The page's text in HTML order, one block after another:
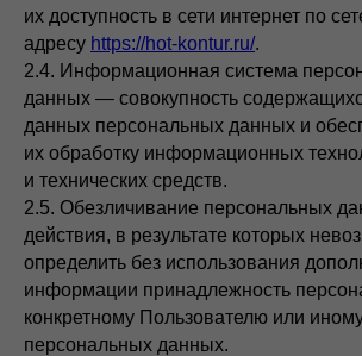
их доступность в сети интернет по
адресу https://hot-kontur.ru/.
2.4. Информационная система
данных — совокупность
данных персональных данных и
их обработку информационных
и технических средств.
2.5. Обезличивание персональных
действия, в результате которых
определить без использования
информации принадлежность
конкретному Пользователю или
персональных данных.